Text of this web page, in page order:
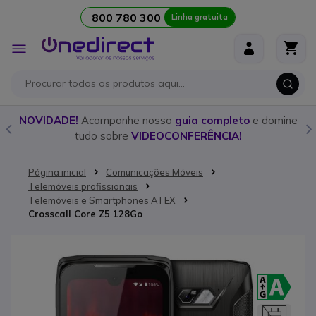
800 780 300 Linha gratuita
Alternar
Nav
NOVIDADE! Acompanhe nosso guia completoe domine
tudo sobre VIDEOCONFERÊNCIA!
Página inicial
Comunicações Móveis
Telemóveis profissionais
Telemóveis e Smartphones ATEX
Crosscall Core Z5 128Go